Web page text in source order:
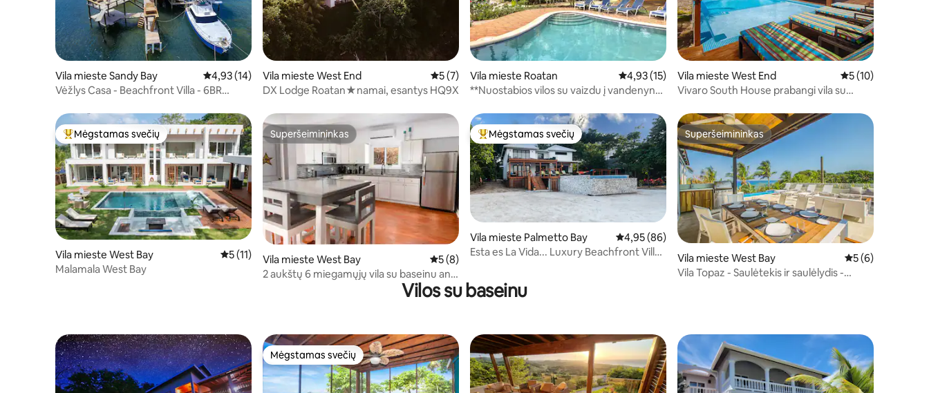
Vila mieste Sandy Bay Vidutinis įvertinimas: 4,93 iš 5, atsiliepimų: 14
4,93 (14)
Vėžlys Casa - Beachfront Villa - 6BR
Vila mieste West End Vidutinis įvertinimas: 5 iš 5, atsiliepimų: 7
5 (7)
DX Lodge Roatan★namai, esantys HQ9X
Vila mieste Roatan Vidutinis įvertinimas: 4,93 iš 5, atsiliepimų: 15
4,93 (15)
**Nuostabios vilos su vaizdu į vandenyną
Vila mieste West End Vidutinis
5 (10)
Vivaro South House prabangi vila su
Svečių mėgstamiausias
Mėgstamas svečių
Vila mieste West Bay Vidutinis įvertinimas: 5 iš 5, atsiliepimų: 11
5 (11)
Malamala West Bay
Superšeimininkas
Superšeimininkas
Vila mieste West Bay Vidutinis įvertinimas: 5 iš 5, atsiliepimų: 8
5 (8)
2 aukštų 6 miegamųjų vila su baseinu ant
stogo ir prieiga prie paplūdimio
Svečių mėgstamiausias
Mėgstamas svečių
Vila mieste Palmetto Bay Vidutinis įvertinimas: 4,95 iš 5, atsiliepimų: 86
4,95 (86)
Esta es La Vida... Luxury Beachfront Villa,
Superšeimininkas
Superšeimininkas
Vila mieste West Bay Vidutinis
5 (6)
Vila Topaz - Saulėtekis ir saulėlydis -
Vilos su baseinu
Mėgstamas svečių
Mėgstamas svečių